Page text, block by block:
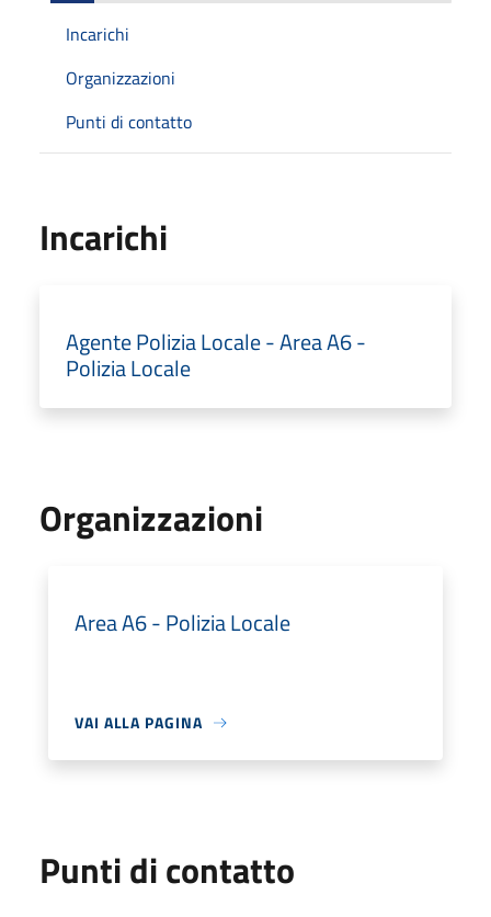
Incarichi
Organizzazioni
Punti di contatto
Incarichi
Agente Polizia Locale - Area A6 -
Polizia Locale
Organizzazioni
Area A6 - Polizia Locale
VAI ALLA PAGINA
Punti di contatto